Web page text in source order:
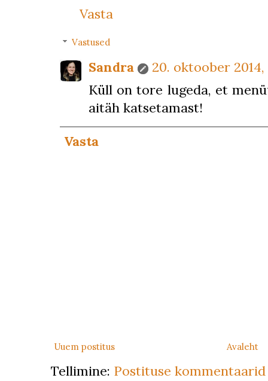
Vasta
Vastused
Sandra
20. oktoober 2014,
Küll on tore lugeda, et
aitäh katsetamast!
Vasta
Uuem postitus Avaleht
Tellimine: Postituse